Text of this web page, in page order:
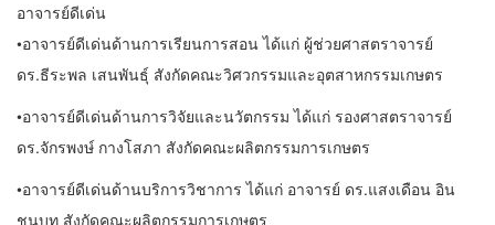
อาจารย์ดีเด่น
•อาจารย์ดีเด่นด้านการเรียนการสอน ได้แก่ ผู้ช่วยศาสตราจารย์
ดร.ธีระพล เสนพันธุ์ สังกัดคณะวิศวกรรมและอุตสาหกรรมเกษตร
•อาจารย์ดีเด่นด้านการวิจัยและนวัตกรรม ได้แก่ รองศาสตราจารย์
ดร.จักรพงษ์ กางโสภา สังกัดคณะผลิตกรรมการเกษตร
•อาจารย์ดีเด่นด้านบริการวิชาการ ได้แก่ อาจารย์ ดร.แสงเดือน อิน
ชนบท สังกัดคณะผลิตกรรมการเกษตร